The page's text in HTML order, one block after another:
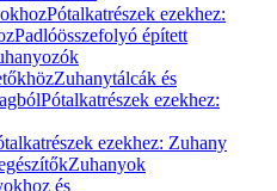
Pótalkatrészek ezekhez:
Padlóösszefolyó épített
Zuhanytálcák és
Pótalkatrészek ezekhez:
ezekhez: Zuhany
Zuhanyok
és